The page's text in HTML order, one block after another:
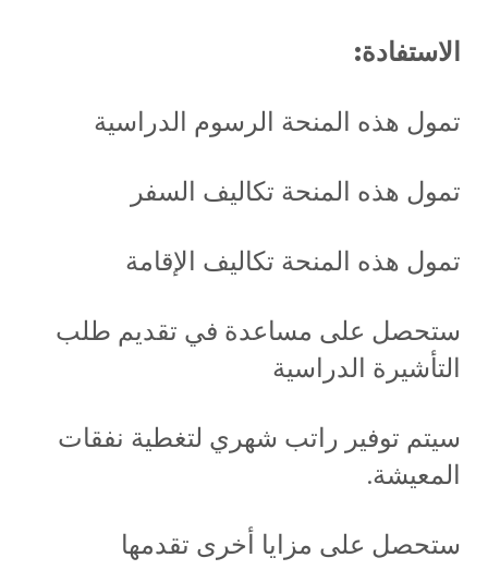
الاستفادة:
تمول هذه المنحة الرسوم الدراسية
تمول هذه المنحة تكاليف السفر
تمول هذه المنحة تكاليف الإقامة
ستحصل على مساعدة في تقديم طلب
التأشيرة الدراسية
سيتم توفير راتب شهري لتغطية نفقات
المعيشة.
ستحصل على مزايا أخرى تقدمها